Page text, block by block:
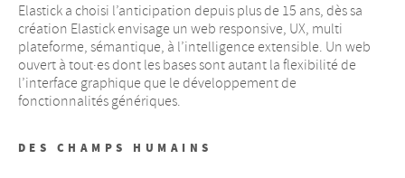
Elastick a choisi l’anticipation depuis plus de 15 ans, dès sa
création Elastick envisage un web responsive, UX, multi
plateforme, sémantique, à l’intelligence extensible. Un web
ouvert à tout·es dont les bases sont autant la flexibilité de
l’interface graphique que le développement de
fonctionnalités génériques.
DES CHAMPS HUMAINS